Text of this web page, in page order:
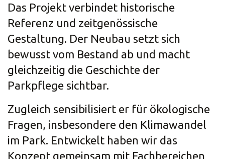
Das Projekt verbindet historische
Referenz und zeitgenössische
Gestaltung. Der Neubau setzt sich
bewusst vom Bestand ab und macht
gleichzeitig die Geschichte der
Parkpflege sichtbar.
Zugleich sensibilisiert er für ökologische
Fragen, insbesondere den Klimawandel
im Park. Entwickelt haben wir das
Konzept gemeinsam mit Fachbereichen